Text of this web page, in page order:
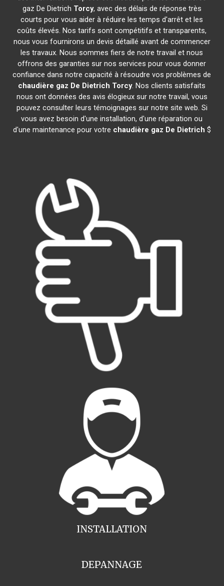
gaz De Dietrich Torcy, avec des délais de réponse très
courts pour vous aider à réduire les temps d'arrêt et les
coûts élevés. Nos tarifs sont compétitifs et transparents,
nous vous fournirons un devis détaillé avant de commencer
les travaux. Nous sommes fiers de notre travail et nous
offrons des garanties sur nos services pour vous donner
confiance dans notre capacité à résoudre vos problèmes de
chaudière gaz De Dietrich Torcy. Nos clients satisfaits
nous ont données des avis élogieux sur notre travail, vous
pouvez consulter leurs témoignages sur notre site web. Si
vous avez besoin d'une installation, d'une réparation ou
d'une maintenance pour votre chaudière gaz De Dietrich $
INSTALLATION
DEPANNAGE